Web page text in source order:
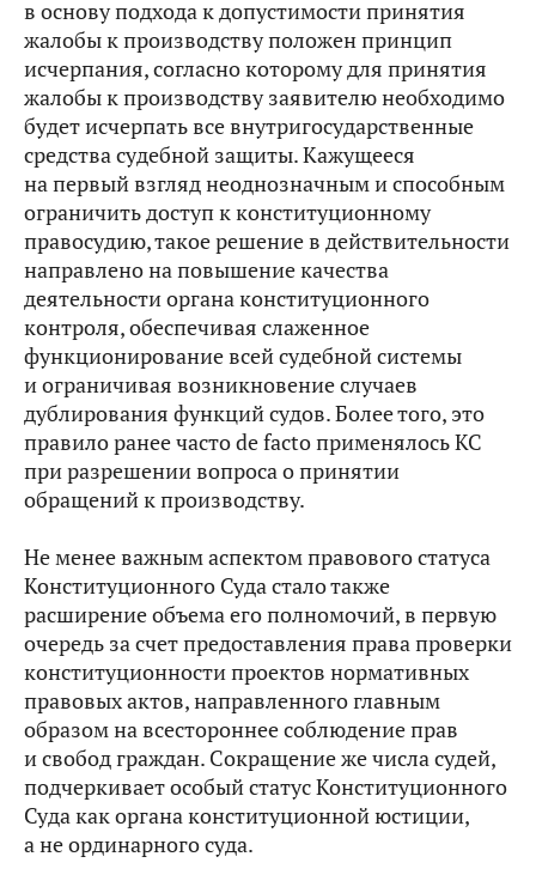
в основу подхода к допустимости принятия
жалобы к производству положен принцип
исчерпания, согласно которому для принятия
жалобы к производству заявителю необходимо
будет исчерпать все внутригосударственные
средства судебной защиты. Кажущееся
на первый взгляд неоднозначным и способным
ограничить доступ к конституционному
правосудию, такое решение в действительности
направлено на повышение качества
деятельности органа конституционного
контроля, обеспечивая слаженное
функционирование всей судебной системы
и ограничивая возникновение случаев
дублирования функций судов. Более того, это
правило ранее часто de facto применялось КС
при разрешении вопроса о принятии
обращений к производству.
Не менее важным аспектом правового статуса
Конституционного Суда стало также
расширение объема его полномочий, в первую
очередь за счет предоставления права проверки
конституционности проектов нормативных
правовых актов, направленного главным
образом на всестороннее соблюдение прав
и свобод граждан. Сокращение же числа судей,
подчеркивает особый статус Конституционного
Суда как органа конституционной юстиции,
а не ординарного суда.